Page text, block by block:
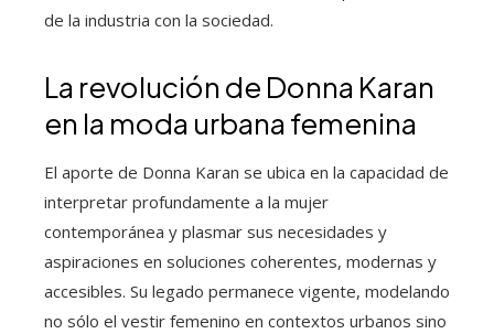
de la industria con la sociedad.
La revolución de Donna Karan
en la moda urbana femenina
El aporte de Donna Karan se ubica en la capacidad de
interpretar profundamente a la mujer
contemporánea y plasmar sus necesidades y
aspiraciones en soluciones coherentes, modernas y
accesibles. Su legado permanece vigente, modelando
no sólo el vestir femenino en contextos urbanos sino